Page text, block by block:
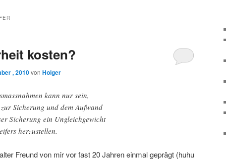
kosten?
, 2010von Holger
kann nur sein,
Sicherung und dem Aufwand
Sicherung ein Ungleichgewicht
herzustellen.
Freund von mir vor fast 20 Jahren einmal geprägt (huhu